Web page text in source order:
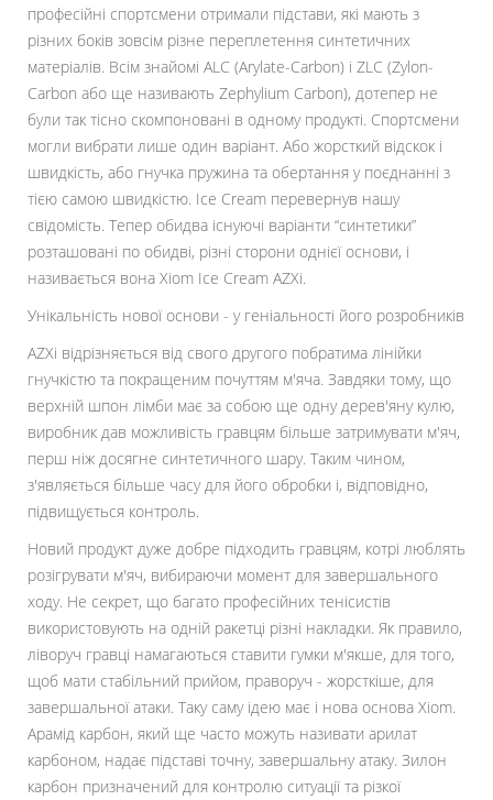
професійні спортсмени отримали підстави, які мають з
різних боків зовсім різне переплетення синтетичних
матеріалів. Всім знайомі ALC (Arylate-Carbon) і ZLC (Zylon-
Carbon або ще називають Zephylium Carbon), дотепер не
були так тісно скомпоновані в одному продукті. Спортсмени
могли вибрати лише один варіант. Або жорсткий відскок і
швидкість, або гнучка пружина та обертання у поєднанні з
тією самою швидкістю. Ice Cream перевернув нашу
свідомість. Тепер обидва існуючі варіанти “синтетики”
розташовані по обидві, різні сторони однієї основи, і
називається вона Xiom Ice Cream AZXi.
Унікальність нової основи - у геніальності його розробників
AZXi відрізняється від свого другого побратима лінійки
гнучкістю та покращеним почуттям м'яча. Завдяки тому, що
верхній шпон лімби має за собою ще одну дерев'яну кулю,
виробник дав можливість гравцям більше затримувати м'яч,
перш ніж досягне синтетичного шару. Таким чином,
з'являється більше часу для його обробки і, відповідно,
підвищується контроль.
Новий продукт дуже добре підходить гравцям, котрі люблять
розігрувати м'яч, вибираючи момент для завершального
ходу. Не секрет, що багато професійних тенісистів
використовують на одній ракетці різні накладки. Як правило,
ліворуч гравці намагаються ставити гумки м'якше, для того,
щоб мати стабільний прийом, праворуч - жорсткіше, для
завершальної атаки. Таку саму ідею має і нова основа Xiom.
Арамід карбон, який ще часто можуть називати арилат
карбоном, надає підставі точну, завершальну атаку. Зилон
карбон призначений для контролю ситуації та різкої